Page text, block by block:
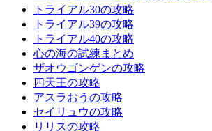
トライアル30の攻略
トライアル39の攻略
トライアル40の攻略
心の海の試練まとめ
ザオウゴンゲンの攻略
四天王の攻略
アスラおうの攻略
セイリュウの攻略
リリスの攻略